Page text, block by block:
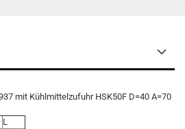
mit Kühlmittelzufuhr HSK50F D=40 A=70
L